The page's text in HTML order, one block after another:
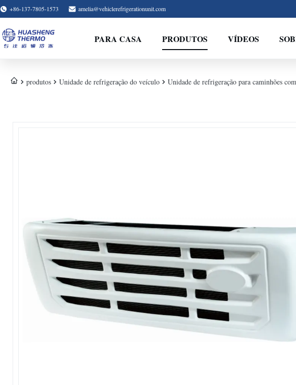
+86-137-7805-1573 amelia@vehiclerefrigerationunit.com
PARA CASA PRODUTOS VÍDEOS
produtos Unidade de refrigeração do veículo Unidade de refrigeração para caminhões